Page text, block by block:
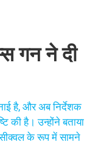
गन ने दी
है, और अब निर्देशक
की है। उन्होंने बताया
के रूप में सामने